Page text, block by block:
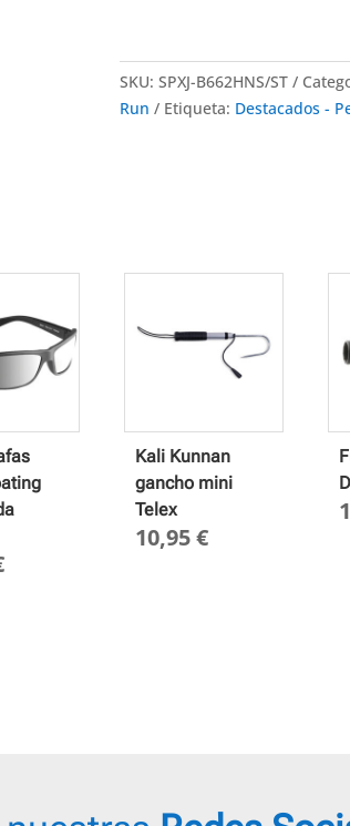
SKU: SPXJ-B662HNS/ST
Run
Etiqueta: Destacados -
Kali Kunnan
gancho mini
Telex
10,95€